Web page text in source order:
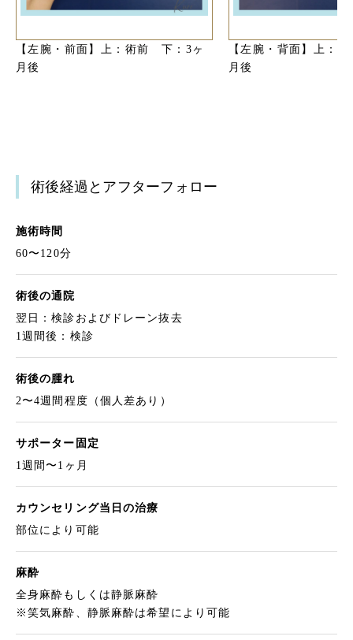
【左腕・前面】上：術前 下：3ヶ
月後
【左腕・背面】上：
月後
術後経過とアフターフォロー
施術時間
60〜120分
術後の通院
翌日：検診およびドレーン抜去
1週間後：検診
術後の腫れ
2〜4週間程度（個人差あり）
サポーター固定
1週間〜1ヶ月
カウンセリング当日の治療
部位により可能
麻酔
全身麻酔もしくは静脈麻酔
※笑気麻酔、静脈麻酔は希望により可能